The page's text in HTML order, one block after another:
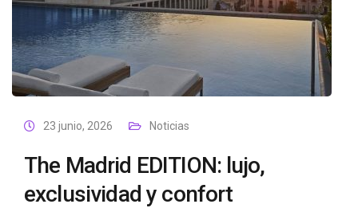
23 junio, 2026 Noticias
The Madrid EDITION: lujo,
exclusividad y confort